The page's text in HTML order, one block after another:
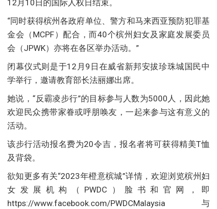
12月10日的国际人权日结束。
“同时获得槟州各政府单位、警方和马来西亚预防犯罪基
金会（MCPF）配合，而40个槟州妇女及家庭发展委员
会（JPWK）亦将在各区举办活动。”
闭幕仪式则是于12月9日在威省新邦安拔珍珠城国民中
学举行，邀请教育部长法丽娜出席。
她说，“反霸凌步行”的目标参与人数为5000人，因此她
欢迎民众携带家眷或呼朋唤友，一起来参与这有意义的
活动。
该步行活动报名费为20令吉，报名者将可获得精美T恤
及背袋。
欲知更多有关“2023年橙意槟城”详情，欢迎浏览槟州妇
女发展机构（PWDC）脸书和官网，即
https://www.facebook.com/PWDCMalaysia 与